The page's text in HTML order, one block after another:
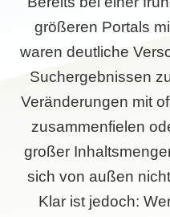
größeren Portals
waren deutliche
Suchergebnissen
Veränderungen mit
zusammenfielen
großer
sich von außen
Klar ist jedoch: